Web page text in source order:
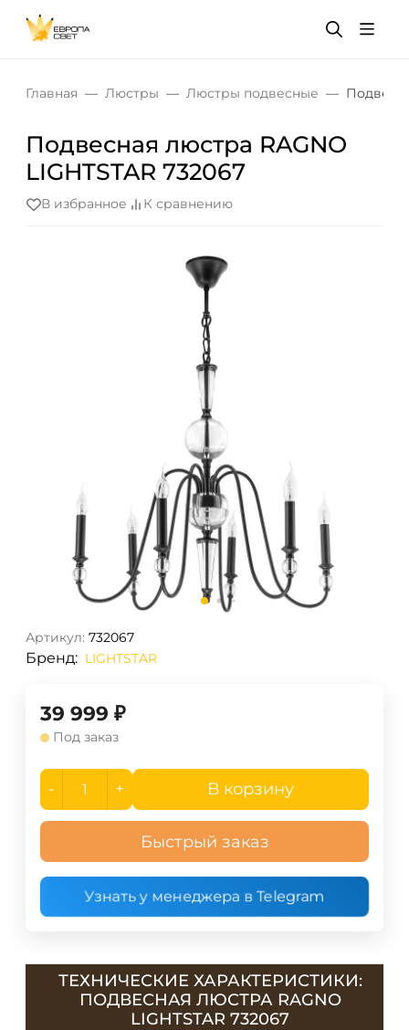
Главная Люстры Люстры подвесные
Подвесная люстра RAGNO
LIGHTSTAR 732067
В избранное К сравнению
Артикул: 732067
Бренд: LIGHTSTAR
39 999 ₽
Под заказ
- + В корзину
Быстрый заказ
Узнать у менеджера в Telegram
ТЕХНИЧЕСКИЕ ХАРАКТЕРИСТИКИ:
ПОДВЕСНАЯ ЛЮСТРА RAGNO
LIGHTSTAR 732067